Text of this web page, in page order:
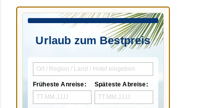
Urlaub zum Bestpreis
Früheste Anreise: Späteste Abreise: